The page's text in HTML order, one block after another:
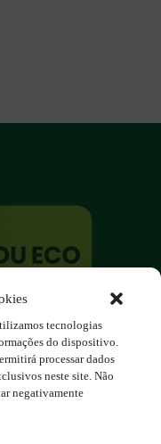
tecnologias
do dispositivo.
processar dados
neste site. Não
negativamente